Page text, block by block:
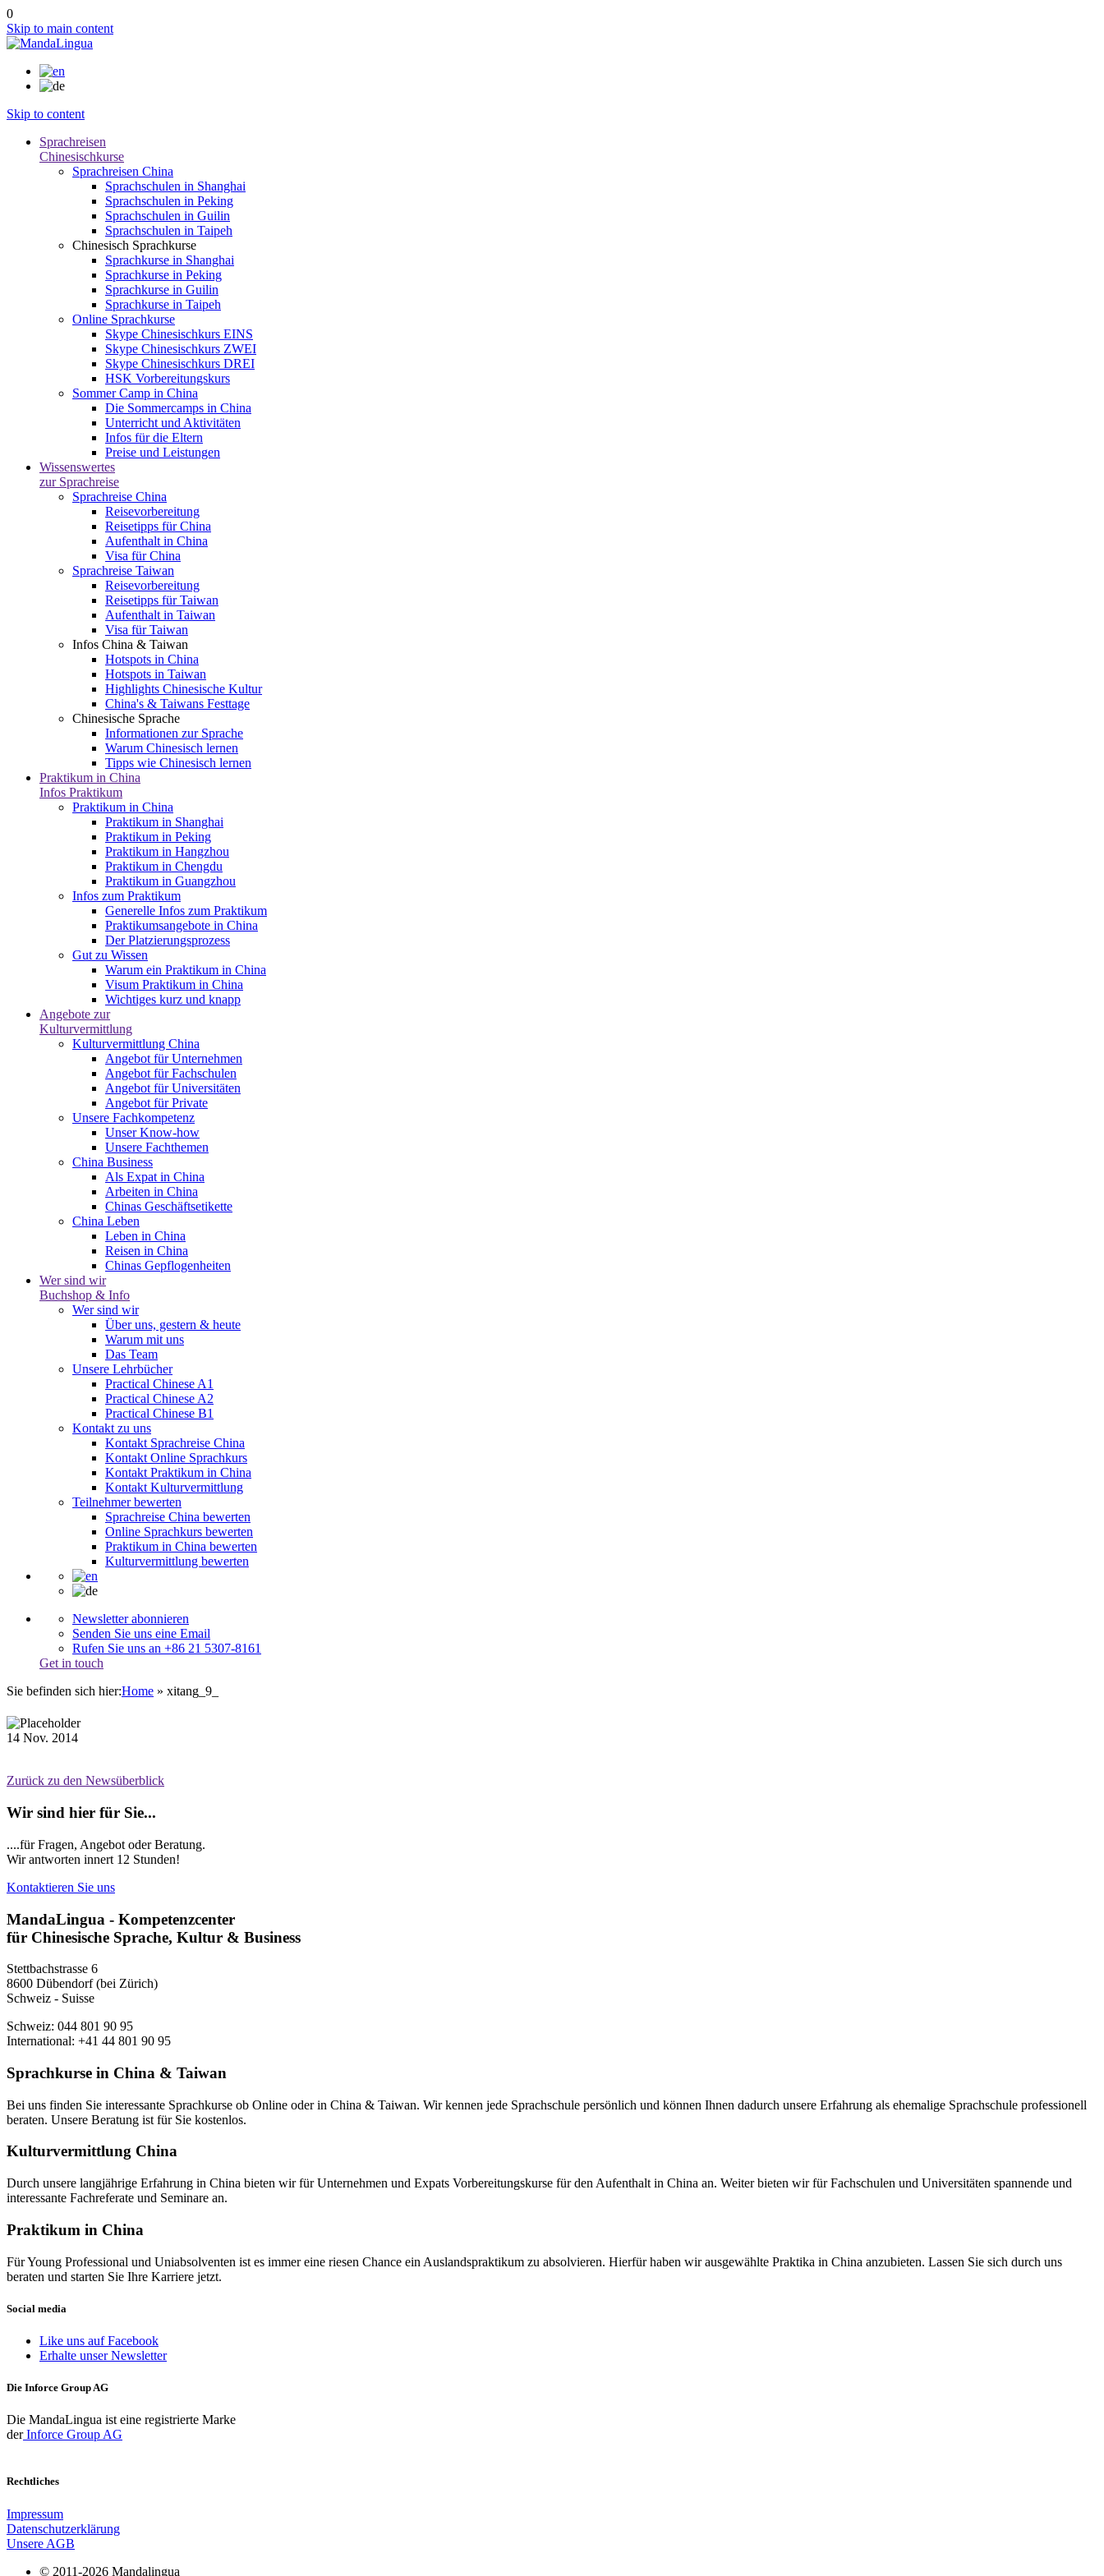
0
Skip to main content
Skip to content
Sprachreisen
Chinesischkurse
Sprachreisen China
Sprachschulen in Shanghai
Sprachschulen in Peking
Sprachschulen in Guilin
Sprachschulen in Taipeh
Chinesisch Sprachkurse
Sprachkurse in Shanghai
Sprachkurse in Peking
Sprachkurse in Guilin
Sprachkurse in Taipeh
Online Sprachkurse
Skype Chinesischkurs EINS
Skype Chinesischkurs ZWEI
Skype Chinesischkurs DREI
HSK Vorbereitungskurs
Sommer Camp in China
Die Sommercamps in China
Unterricht und Aktivitäten
Infos für die Eltern
Preise und Leistungen
Wissenswertes
zur Sprachreise
Sprachreise China
Reisevorbereitung
Reisetipps für China
Aufenthalt in China
Visa für China
Sprachreise Taiwan
Reisevorbereitung
Reisetipps für Taiwan
Aufenthalt in Taiwan
Visa für Taiwan
Infos China & Taiwan
Hotspots in China
Hotspots in Taiwan
Highlights Chinesische Kultur
China's & Taiwans Festtage
Chinesische Sprache
Informationen zur Sprache
Warum Chinesisch lernen
Tipps wie Chinesisch lernen
Praktikum in China
Infos Praktikum
Praktikum in China
Praktikum in Shanghai
Praktikum in Peking
Praktikum in Hangzhou
Praktikum in Chengdu
Praktikum in Guangzhou
Infos zum Praktikum
Generelle Infos zum Praktikum
Praktikumsangebote in China
Der Platzierungsprozess
Gut zu Wissen
Warum ein Praktikum in China
Visum Praktikum in China
Wichtiges kurz und knapp
Angebote zur
Kulturvermittlung
Kulturvermittlung China
Angebot für Unternehmen
Angebot für Fachschulen
Angebot für Universitäten
Angebot für Private
Unsere Fachkompetenz
Unser Know-how
Unsere Fachthemen
China Business
Als Expat in China
Arbeiten in China
Chinas Geschäftsetikette
China Leben
Leben in China
Reisen in China
Chinas Gepflogenheiten
Wer sind wir
Buchshop & Info
Wer sind wir
Über uns, gestern & heute
Warum mit uns
Das Team
Unsere Lehrbücher
Practical Chinese A1
Practical Chinese A2
Practical Chinese B1
Kontakt zu uns
Kontakt Sprachreise China
Kontakt Online Sprachkurs
Kontakt Praktikum in China
Kontakt Kulturvermittlung
Teilnehmer bewerten
Sprachreise China bewerten
Online Sprachkurs bewerten
Praktikum in China bewerten
Kulturvermittlung bewerten
Newsletter abonnieren
Senden Sie uns eine Email
Rufen Sie uns an +86 21 5307-8161
Get in touch
Sie befinden sich hier:Home » xitang_9_
14 Nov. 2014
Zurück zu den Newsüberblick
Wir sind hier für Sie...
....für Fragen, Angebot oder Beratung.
Wir antworten innert 12 Stunden!
Kontaktieren Sie uns
MandaLingua - Kompetenzcenter
für Chinesische Sprache, Kultur & Business
Stettbachstrasse 6
8600 Dübendorf (bei Zürich)
Schweiz - Suisse
Schweiz: 044 801 90 95
International: +41 44 801 90 95
Sprachkurse in China & Taiwan
Bei uns finden Sie interessante Sprachkurse ob Online oder in China & Taiwan. Wir kennen jede Sprachschule persönlich und können Ihnen dadurch unsere Erfahrung als ehemalige Sprachschule professionell
beraten. Unsere Beratung ist für Sie kostenlos.
Kulturvermittlung China
Durch unsere langjährige Erfahrung in China bieten wir für Unternehmen und Expats Vorbereitungskurse für den Aufenthalt in China an. Weiter bieten wir für Fachschulen und Universitäten spannende und
interessante Fachreferate und Seminare an.
Praktikum in China
Für Young Professional und Uniabsolventen ist es immer eine riesen Chance ein Auslandspraktikum zu absolvieren. Hierfür haben wir ausgewählte Praktika in China anzubieten. Lassen Sie sich durch uns
beraten und starten Sie Ihre Karriere jetzt.
Social media
Like uns auf Facebook
Erhalte unser Newsletter
Die Inforce Group AG
Die MandaLingua ist eine registrierte Marke
derInforce Group AG
Rechtliches
Impressum
Datenschutzerklärung
Unsere AGB
© 2011-2026 Mandalingua